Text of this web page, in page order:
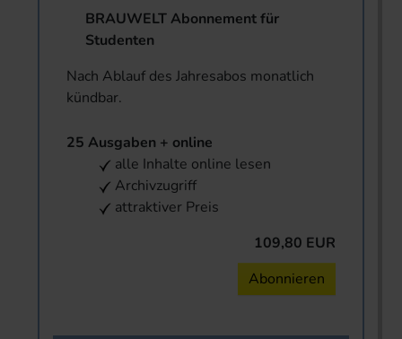
BRAUWELT Abonnement für
Studenten
Nach Ablauf des Jahresabos monatlich
kündbar.
25 Ausgaben + online
alle Inhalte online lesen
Archivzugriff
attraktiver Preis
109,80 EUR
Abonnieren